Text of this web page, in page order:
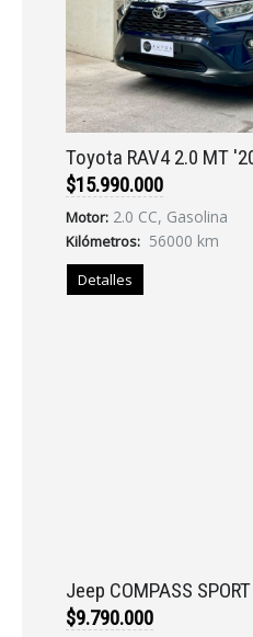
Toyota RAV4 2.0 MT
$15.990.000
Motor: 2.0 CC, Gasolina
Kilómetros: 56000 km
Detalles
Jeep COMPASS
$9.790.000